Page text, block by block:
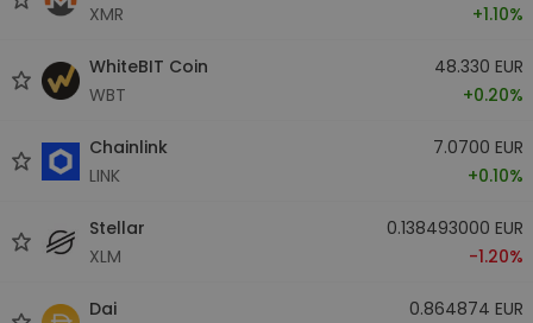
XMR
+1.10%
WhiteBIT Coin
WBT
48.330 EUR
+0.20%
Chainlink
LINK
7.0700 EUR
+0.10%
Stellar
XLM
0.138493000 EUR
-1.20%
Dai
0.864874 EUR